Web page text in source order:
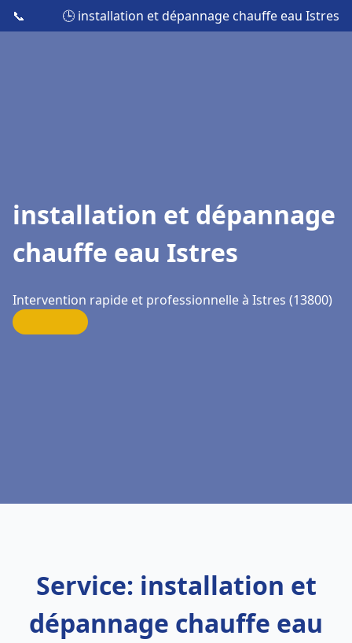
📞 🕒 installation et dépannage chauffe eau Istres
installation et dépannage
chauffe eau Istres
Intervention rapide et professionnelle à Istres (13800)
Service: installation et
dépannage chauffe eau